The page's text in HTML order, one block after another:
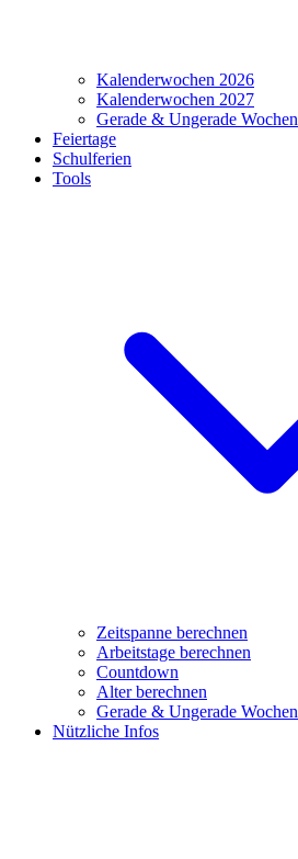
Kalenderwochen 2026
Kalenderwochen 2027
Gerade & Ungerade Wochen
Feiertage
Schulferien
Tools
Zeitspanne berechnen
Arbeitstage berechnen
Countdown
Alter berechnen
Gerade & Ungerade Wochen
Nützliche Infos